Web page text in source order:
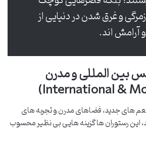
و غرق شدن در دنیایی از
آرامش اند.
بین المللی و مدرن
های جدید، فضاهای مدرن و تجربه های
این رستوران ها گزینه هایی بی نظیر محسوب